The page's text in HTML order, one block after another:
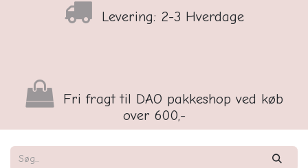
Levering: 2-3 Hverdage
Fri fragt til DAO pakkeshop ved køb
over 600,-